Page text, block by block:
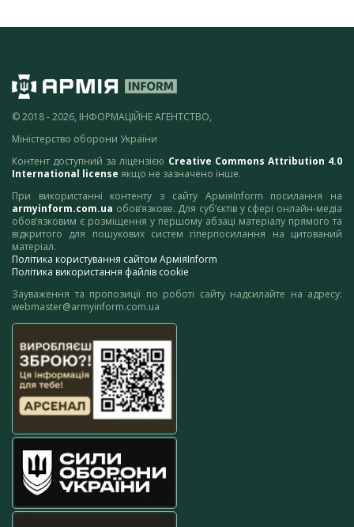
© 2018 - 2026, ІНФОРМАЦІЙНЕ АГЕНТСТВО,
Міністерство оборони України
Контент доступний за ліцензією Creative Commons Attribution 4.0
International license якщо не зазначено інше.
При використанні контенту з сайту АрміяInform посилання на
armyinform.com.ua обов’язкове. Для суб’єктів у сфері онлайн-медіа
обов’язковим є розміщення у першому абзаці матеріалу прямого та
відкритого для пошукових систем гіперпосилання на цитований
матеріал.
Політика користування сайтом АрміяInform
Політика використання файлів cookie
Зауваження та пропозиції по роботі сайту надсилайте на адресу:
webmaster@armyinform.com.ua